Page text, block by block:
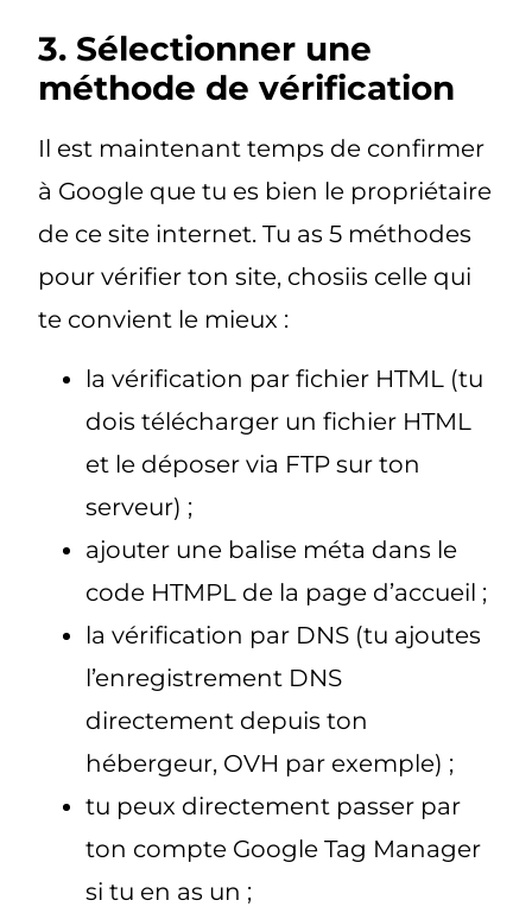
3. Sélectionner une
méthode de vérification
Il est maintenant temps de confirmer
à Google que tu es bien le propriétaire
de ce site internet. Tu as 5 méthodes
pour vérifier ton site, chosiis celle qui
te convient le mieux :
la vérification par fichier HTML (tu
dois télécharger un fichier HTML
et le déposer via FTP sur ton
serveur) ;
ajouter une balise méta dans le
code HTMPL de la page d’accueil ;
la vérification par DNS (tu ajoutes
l’enregistrement DNS
directement depuis ton
hébergeur, OVH par exemple) ;
tu peux directement passer par
ton compte Google Tag Manager
si tu en as un ;